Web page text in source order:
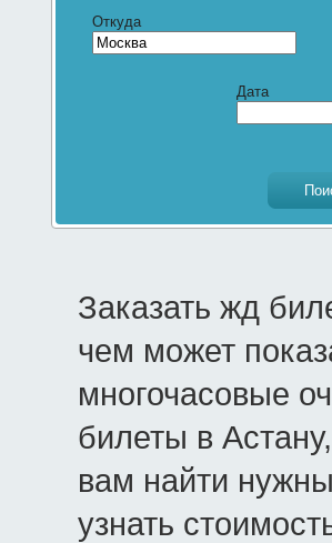
Откуда
Дата
Заказать жд
чем может
многочасовые
билеты в
вам найти
узнать